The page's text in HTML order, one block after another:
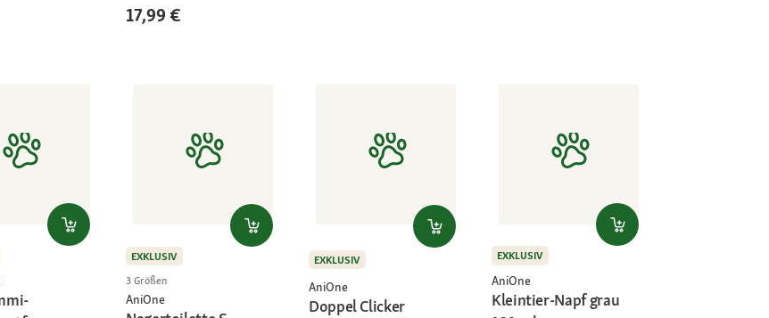
17,99 €
EXKLUSIV
3 Größen
AniOne
EXKLUSIV
AniOne
Doppel Clicker
EXKLUSIV
AniOne
Kleintier-Napf grau